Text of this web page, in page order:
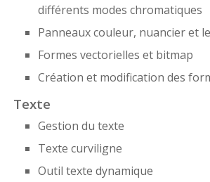
différents modes chromatiques
Panneaux couleur, nuancier et
Formes vectorielles et bitmap
Création et modification des
Texte
Gestion du texte
Texte curviligne
Outil texte dynamique